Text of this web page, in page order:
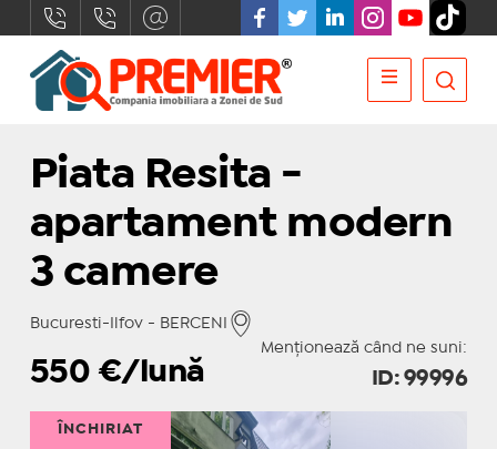
Piata Resita -
apartament modern
3 camere
Bucuresti-Ilfov - BERCENI
Menționează când ne suni:
550 €/lună ID: 99996
ÎNCHIRIAT